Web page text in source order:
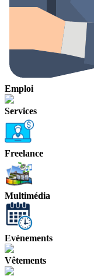
Emploi
Services
Freelance
Multimédia
Evènements
Vêtements